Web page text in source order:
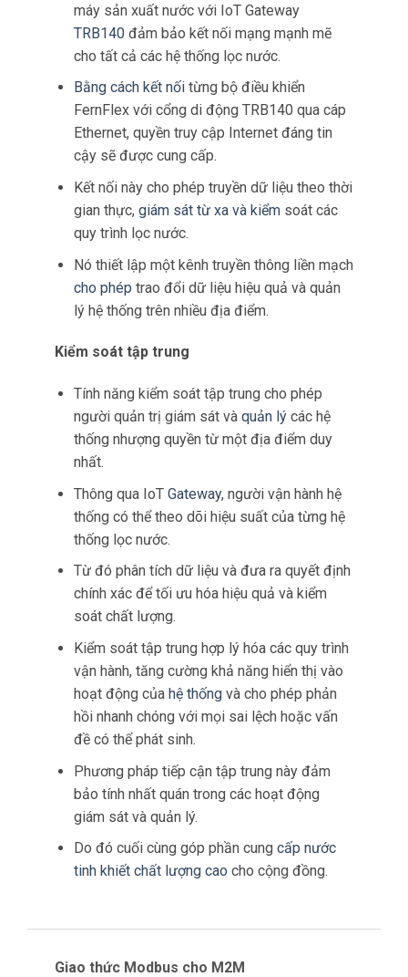
máy sản xuất nước với IoT Gateway
TRB140đảm bảo kết nối mạng mạnh mẽ
cho tất cả các hệ thống lọc nước.
Bằng cách kết nốitừng bộ điều khiển
FernFlex với cổng di động TRB140 qua cáp
Ethernet, quyền truy cập Internet đáng tin
cậy sẽ được cung cấp.
Kết nối này cho phép truyền dữ liệu theo thời
gian thực, giám sát từ xa và kiểmsoát các
quy trình lọc nước.
Nó thiết lập một kênh truyền thông liền mạch
cho phép trao đổi dữ liệu hiệu quả và quản
lý hệ thống trên nhiều địa điểm.
Kiểm soát tập trung
Tính năng kiểm soát tập trung cho phép
người quản trị giám sát và quản lýcác hệ
thống nhượng quyền từ một địa điểm duy
nhất.
Thông qua IoT Gateway, người vận hành hệ
thống có thể theo dõi hiệu suất của từng hệ
thống lọc nước.
Từ đó phân tích dữ liệu và đưa ra quyết định
chính xác để tối ưu hóa hiệu quả và kiểm
soát chất lượng.
Kiểm soát tập trung hợp lý hóa các quy trình
vận hành, tăng cường khả năng hiển thị vào
hoạt động của hệ thốngvà cho phép phản
hồi nhanh chóng với mọi sai lệch hoặc vấn
đề có thể phát sinh.
Phương pháp tiếp cận tập trung này đảm
bảo tính nhất quán trong các hoạt động
giám sát và quản lý.
Do đó cuối cùng góp phần cung cấp nước
tinh khiết chất lượng cao cho cộng đồng.
Giao thức Modbus cho M2M